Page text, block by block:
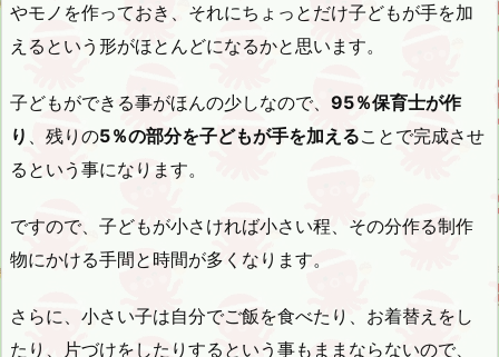
やモノを作っておき、それにちょっとだけ子どもが手を加
えるという形がほとんどになるかと思います。
子どもができる事がほんの少しなので、 95％保育士が作
り 、残りの5％の部分を子どもが手を加えることで完成させ
るという事になります。
ですので、子どもが小さければ小さい程、その分作る制作
物にかける手間と時間が多くなります。
さらに、小さい子は自分でご飯を食べたり、お着替えをし
たり、片づけをしたりするという事もままならないので、